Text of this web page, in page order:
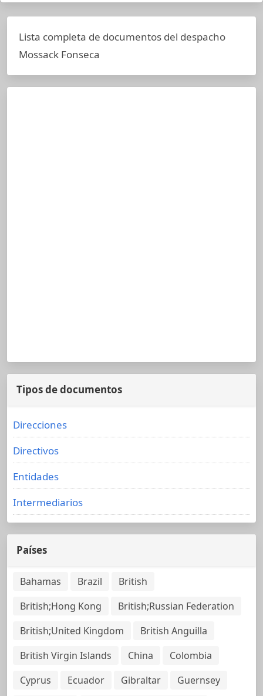
Lista completa de documentos del despacho
Mossack Fonseca
Tipos de documentos
Direcciones
Directivos
Entidades
Intermediarios
Países
Bahamas Brazil
British
British;Hong Kong
British;Russian Federation
British;United Kingdom
British Anguilla
British Virgin Islands
China
Colombia
Cyprus
Ecuador Gibraltar
Guernsey